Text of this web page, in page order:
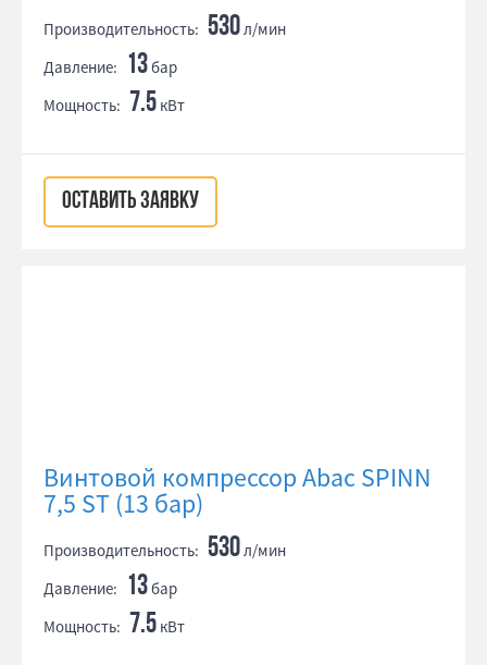
Производительность: 530л/мин
Давление: 13бар
Мощность: 7.5 кВт
ОСТАВИТЬ ЗАЯВКУ
Винтовой компрессор Abac SPINN
7,5 ST (13 бар)
Производительность: 530л/мин
Давление: 13бар
Мощность: 7.5 кВт